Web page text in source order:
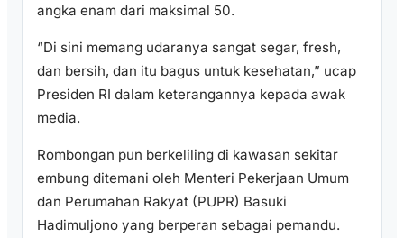
angka enam dari maksimal 50.
“Di sini memang udaranya sangat segar, fresh,
dan bersih, dan itu bagus untuk kesehatan,” ucap
Presiden RI dalam keterangannya kepada awak
media.
Rombongan pun berkeliling di kawasan sekitar
embung ditemani oleh Menteri Pekerjaan Umum
dan Perumahan Rakyat (PUPR) Basuki
Hadimuljono yang berperan sebagai pemandu.